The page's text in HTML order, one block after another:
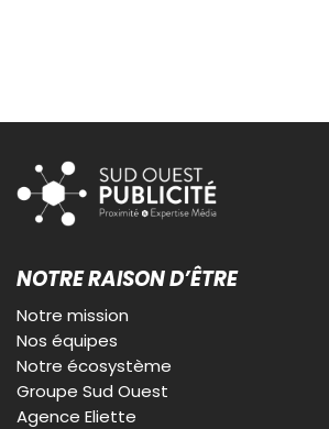
NOTRE RAISON D’ÊTRE
Notre mission
Nos équipes
Notre écosystème
Groupe Sud Ouest
Agence Eliette